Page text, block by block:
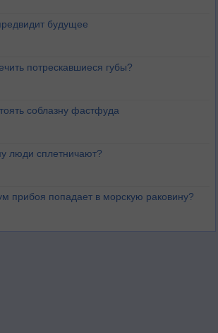
будущее
потрескавшиеся губы?
соблазну фастфуда
люди сплетничают?
прибоя попадает в морскую раковину?